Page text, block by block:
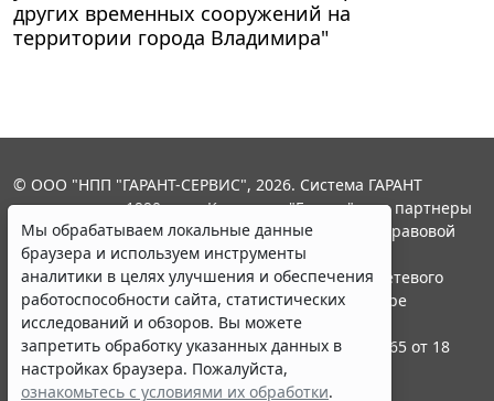
других временных сооружений на
территории города Владимира"
Мы обрабатываем локальные данные
браузера и используем инструменты
аналитики в целях улучшения и обеспечения
работоспособности сайта, статистических
исследований и обзоров. Вы можете
запретить обработку указанных данных в
настройках браузера. Пожалуйста,
ознакомьтесь с условиями их обработки.
© ООО "НПП "ГАРАНТ-СЕРВИС", 2026. Система ГАРАНТ
выпускается с 1990 года. Компания "Гарант" и ее партнеры
являются участниками Российской ассоциации правовой
информации ГАРАНТ.
Портал ГАРАНТ.РУ зарегистрирован в качестве сетевого
издания Федеральной службой по надзору в сфере
связи,информационных технологий и массовых
коммуникаций (Роскомнадзором), Эл № ФС77-58365 от 18
июня 2014 года.